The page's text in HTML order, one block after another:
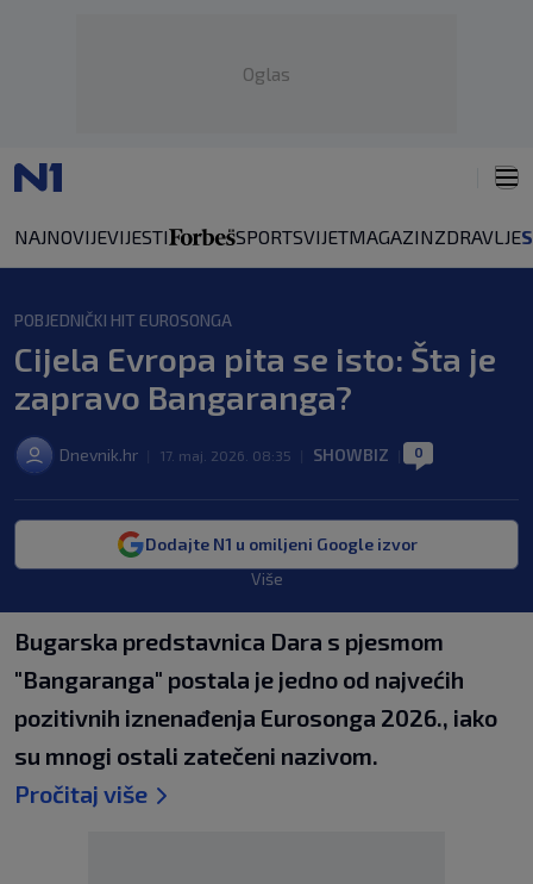
Oglas
NAJNOVIJEVIJESTI SPORTSVIJETMAGAZINZDRAVLJE
POBJEDNIČKI HIT EUROSONGA
Cijela Evropa pita se isto: Šta je
zapravo Bangaranga?
Dnevnik.hr 17. maj. 2026. 08:35 SHOWBIZ 0
Dodajte N1 u omiljeni Google izvor
Više
Bugarska predstavnica Dara s pjesmom
"Bangaranga" postala je jedno od najvećih
pozitivnih iznenađenja Eurosonga 2026., iako
su mnogi ostali zatečeni nazivom.
Pročitaj više